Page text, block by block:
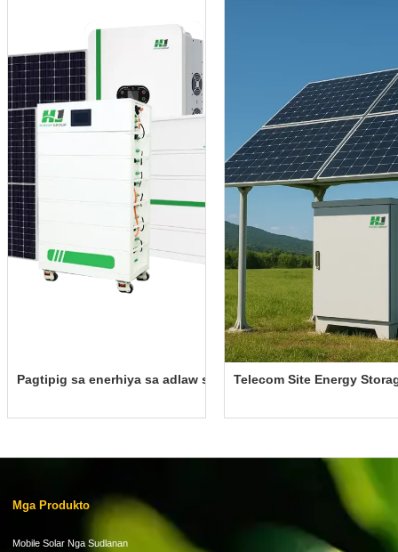
System
sa enerhiya sa adlaw sa balay (Mapatong-patong)
Telecom Site Energy Storage
Mga Produkto
Mobile Solar Nga Sudlanan